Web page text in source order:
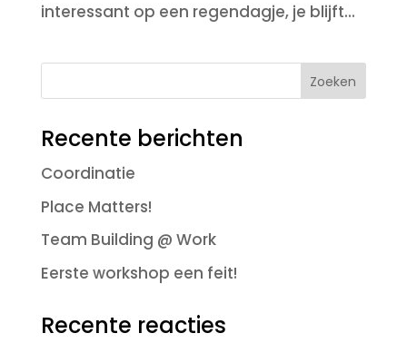
interessant op een regendagje, je blijft...
Recente berichten
Coordinatie
Place Matters!
Team Building @ Work
Eerste workshop een feit!
Recente reacties